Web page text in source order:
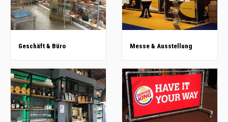
Geschäft & Büro Messe & Ausstellung